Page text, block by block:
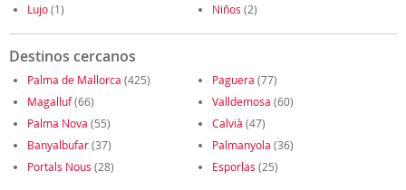
Lujo(1) Niños (2)
Destinos cercanos
Palma de Mallorca (425) Paguera (77)
Magalluf(66) Valldemosa (60)
Palma Nova (55) Calvià (47)
Banyalbufar(37) Palmanyola (36)
Portals Nous (28) Esporlas (25)